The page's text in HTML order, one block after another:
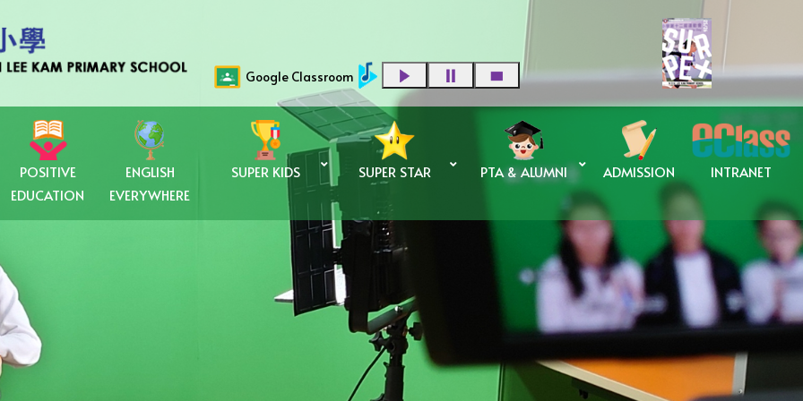
Google Classroom
POSITIVE
EDUCATION
ENGLISH
EVERYWHERE
SUPER KIDS SUPER STAR PTA & ALUMNI ADMISSION INTRANET